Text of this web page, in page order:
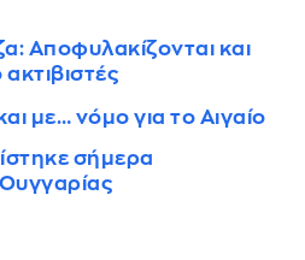
Αποφυλακίζονται και
με… νόμο για το Αιγαίο
σήμερα